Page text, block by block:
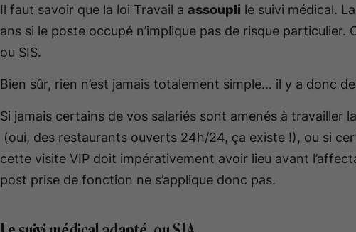
Il faut savoir que la loi Travail a assoupli le suivi médical.
ans si le poste occupé n’implique pas de risque particulier.
ou SIS.
Bien sûr, rien n’est jamais totalement simple… il y a donc
Si jamais certains de vos salariés sont amenés à travailler
(oui, des restaurants ouverts 24h/24, ça existe !), ou si
cette visite VIP doit impérativement avoir lieu avant
post prise de fonction ne s’applique donc pas.